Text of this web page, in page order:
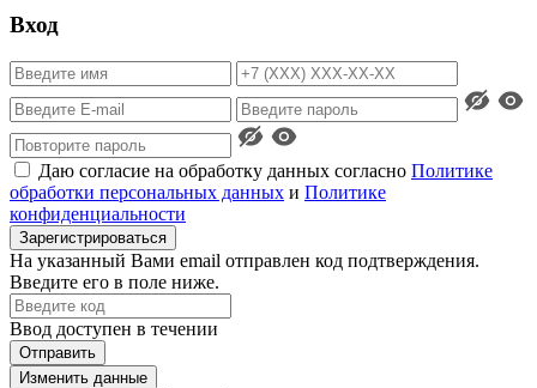
Вход
Даю согласие на обработку данных согласно Политике
обработки персональных данных и Политике
конфиденциальности
Зарегистрироваться
На указанный Вами email отправлен код подтверждения.
Введите его в поле ниже.
Ввод доступен в течении
Отправить
Изменить данные